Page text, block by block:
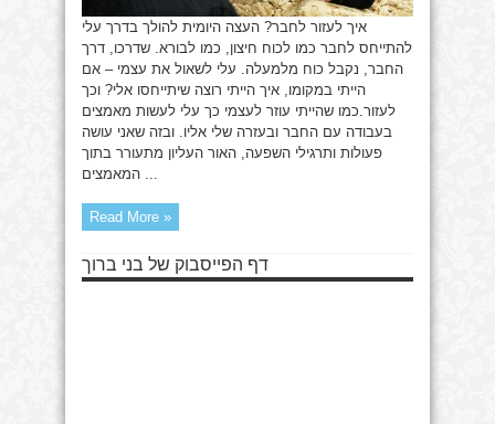
איך לעזור לחבר? העצה היומית להולך בדרך עלי
להתייחס לחבר כמו לכוח חיצון, כמו לבורא. שדרכו, דרך
החבר, נקבל כוח מלמעלה. עלי לשאול את עצמי – אם
הייתי במקומו, איך הייתי רוצה שיתייחסו אלי? וכך
לעזור.כמו שהייתי עוזר לעצמי כך עלי לעשות מאמצים
בעבודה עם החבר ובעזרה שלי אליו. ובזה שאני עושה
פעולות ותרגילי השפעה, האור העליון מתעורר בתוך
המאמצים ...
Read More »
דף הפייסבוק של בני ברוך